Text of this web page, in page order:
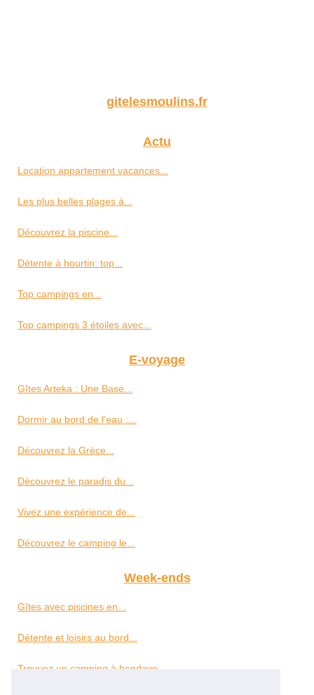
gitelesmoulins.fr
Actu
Location appartement vacances...
Les plus belles plages à...
Découvrez la piscine...
Détente à hourtin: top...
Top campings en...
Top campings 3 étoiles avec...
E-voyage
Gîtes Arteka : Une Base...
Dormir au bord de l’eau :...
Découvrez la Grèce...
Découvrez le paradis du...
Vivez une expérience de...
Découvrez le camping le...
Week-ends
Gîtes avec piscines en...
Détente et loisirs au bord...
Trouvez un camping à hendaye...